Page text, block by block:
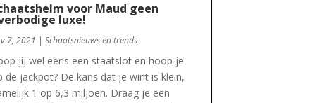
voor Maud geen
luxe!
7, 2021 | Schaatsnieuws en trends
jij wel eens een staatslot en hoop je
de jackpot? De kans dat je wint is klein,
1 op 6,3 miljoen. Draag je een